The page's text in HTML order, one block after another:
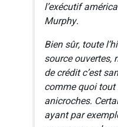
l’exécutif
Murphy.
Bien sûr, toute
source ouvertes,
de crédit c’est
comme quoi tout
anicroches.
ayant par